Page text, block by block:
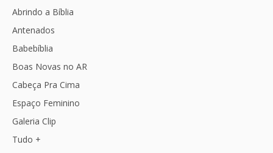
Abrindo a Bíblia
Antenados
Babebíblia
Boas Novas no AR
Cabeça Pra Cima
Espaço Feminino
Galeria Clip
Tudo +